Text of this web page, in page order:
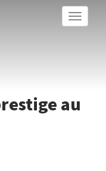
Toggle
au